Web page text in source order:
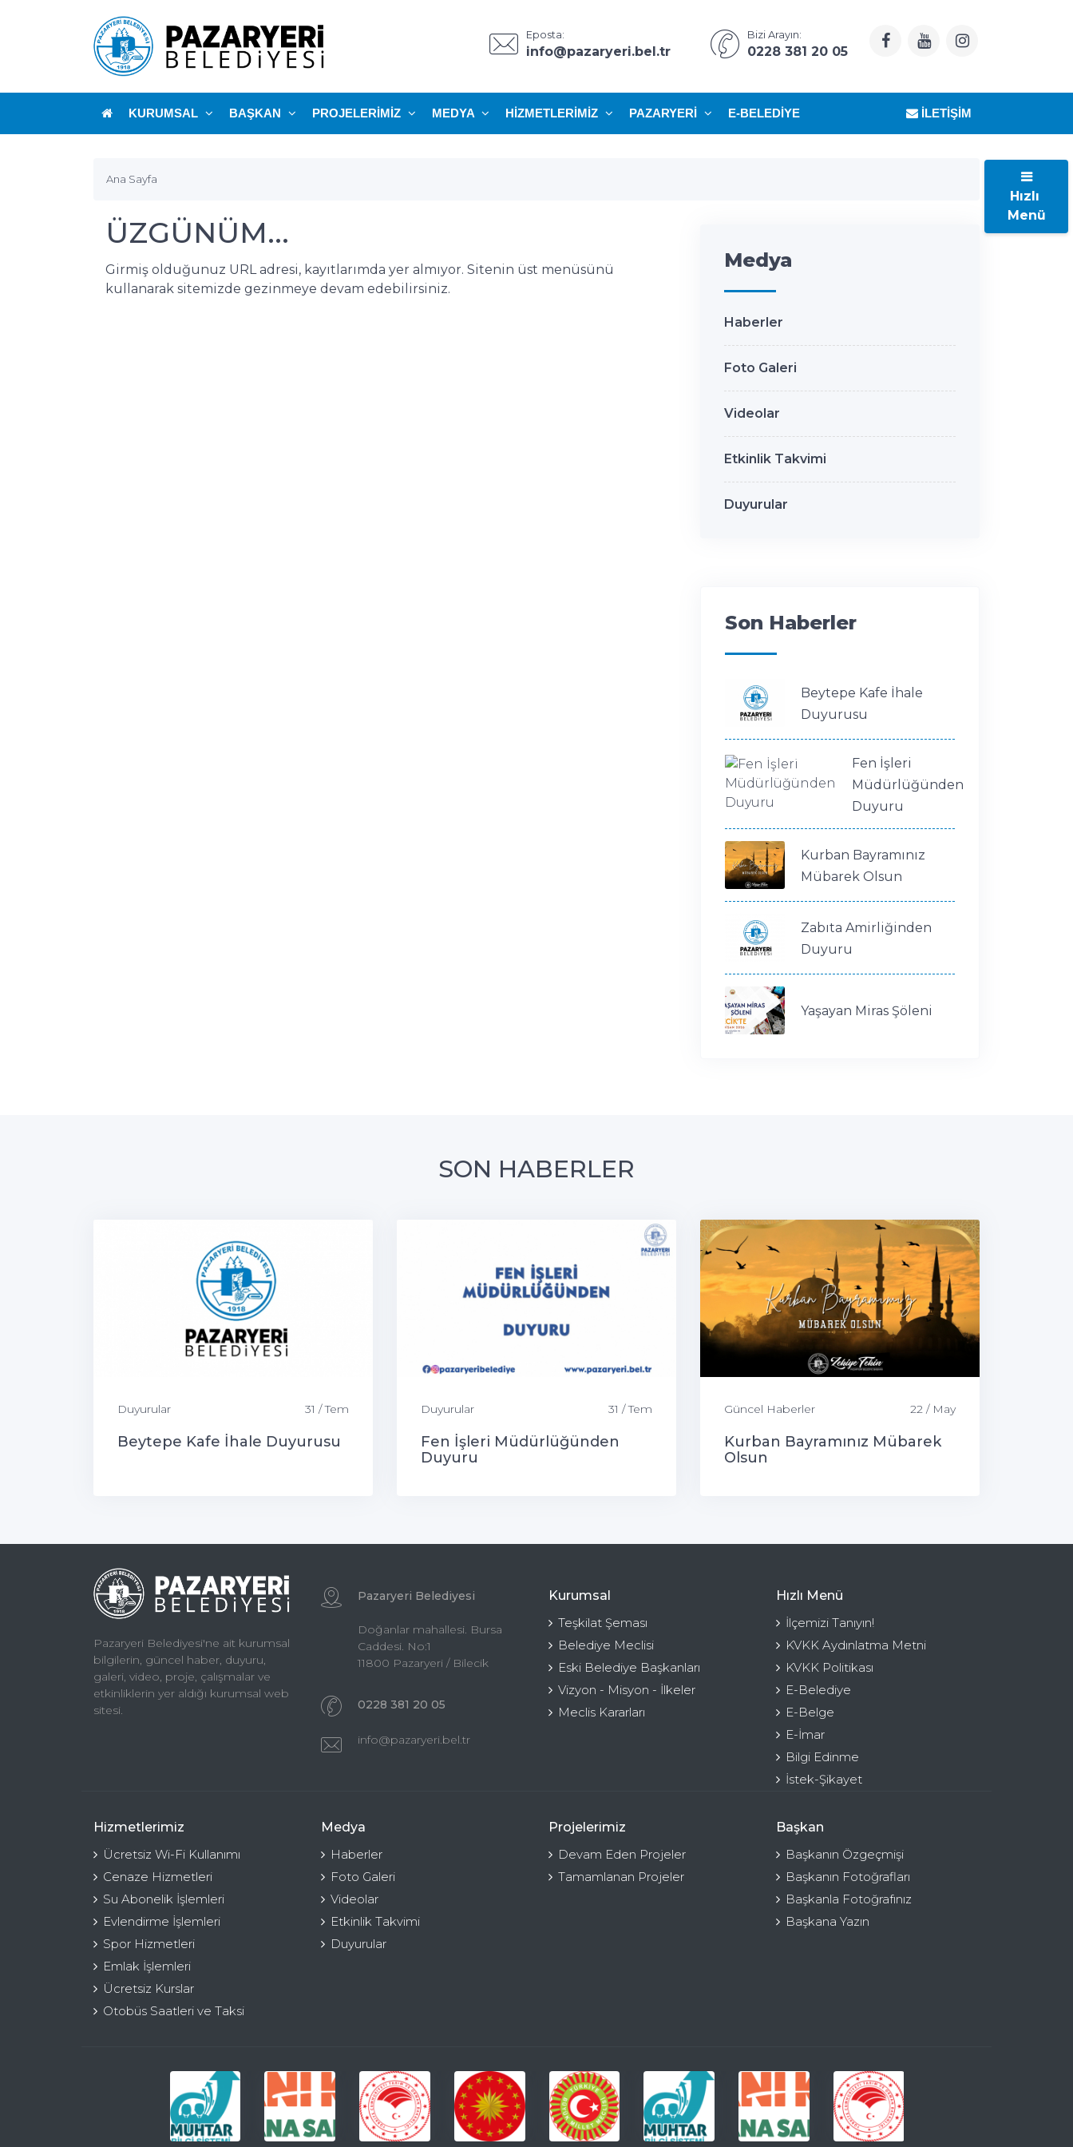
Eposta:
info@pazaryeri.bel.tr
Bizi Arayın:
0228 381 20 05
KURUMSAL BAŞKAN PROJELERIMIZ MEDYA HIZMETLERIMIZ PAZARYERI E-BELEDIYE İLETIŞIM
Ana Sayfa
ÜZGÜNÜM...
Girmiş olduğunuz URL adresi, kayıtlarımda yer almıyor. Sitenin üst menüsünü
kullanarak sitemizde gezinmeye devam edebilirsiniz.
Medya
Haberler
Foto Galeri
Videolar
Etkinlik Takvimi
Duyurular
Son Haberler
Beytepe Kafe İhale
Duyurusu
Fen İşleri
Müdürlüğünden
Duyuru
Kurban Bayramınız
Mübarek Olsun
Zabıta Amirliğinden
Duyuru
Yaşayan Miras Şöleni
SON HABERLER
Duyurular 31 / Tem
Beytepe Kafe İhale Duyurusu
Duyurular 31 / Tem
Fen İşleri Müdürlüğünden
Duyuru
Güncel Haberler 22 / May
Kurban Bayramınız Mübarek
Olsun
Pazaryeri Belediyesi'ne ait kurumsal
bilgilerin, güncel haber, duyuru,
galeri, video, proje, çalışmalar ve
etkinliklerin yer aldığı kurumsal web
sitesi.
Pazaryeri Belediyesi
Doğanlar mahallesi. Bursa
Caddesi. No:1
11800 Pazaryeri / Bilecik
0228 381 20 05
info@pazaryeri.bel.tr
Kurumsal
Teşkilat Şeması
Belediye Meclisi
Eski Belediye Başkanları
Vizyon - Misyon - İlkeler
Meclis Kararları
Hızlı Menü
İlçemizi Tanıyın!
KVKK Aydınlatma Metni
KVKK Politikası
E-Belediye
E-Belge
E-İmar
Bilgi Edinme
İstek-Şikayet
Hizmetlerimiz
Ücretsiz Wi-Fi Kullanımı
Cenaze Hizmetleri
Su Abonelik İşlemleri
Evlendirme İşlemleri
Spor Hizmetleri
Emlak İşlemleri
Ücretsiz Kurslar
Otobüs Saatleri ve Taksi
Medya
Haberler
Foto Galeri
Videolar
Etkinlik Takvimi
Duyurular
Projelerimiz
Devam Eden Projeler
Tamamlanan Projeler
Başkan
Başkanın Özgeçmişi
Başkanın Fotoğrafları
Başkanla Fotoğrafınız
Başkana Yazın
Hızlı
Menü